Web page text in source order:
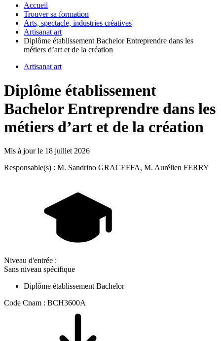
Accueil
Trouver sa formation
Arts, spectacle, industries créatives
Artisanat art
Diplôme établissement Bachelor Entreprendre dans les
métiers d’art et de la création
Artisanat art
Diplôme établissement
Bachelor Entreprendre dans les
métiers d’art et de la création
Mis à jour le 18 juillet 2026
Responsable(s) : M. Sandrino GRACEFFA, M. Aurélien FERRY
Niveau d'entrée :
Sans niveau spécifique
Diplôme établissement Bachelor
Code Cnam : BCH3600A